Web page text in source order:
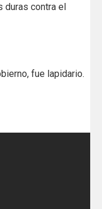
duras contra el
fue lapidario.